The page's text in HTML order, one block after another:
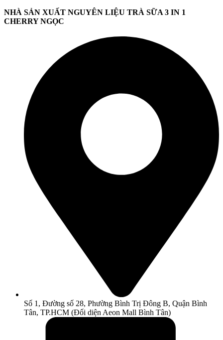
NHÀ SẢN XUẤT NGUYÊN LIỆU TRÀ SỮA 3 IN 1
CHERRY NGỌC
Số 1, Đường số 28, Phường Bình Trị Đông B, Quận Bình
Tân, TP.HCM (Đối diện Aeon Mall Bình Tân)